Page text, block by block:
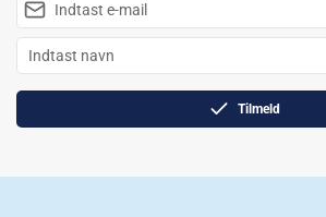
Tilmeld